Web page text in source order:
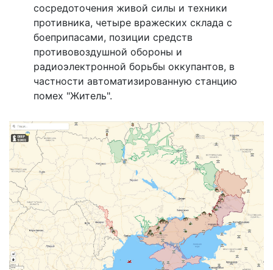
сосредоточения живой силы и техники
противника, четыре вражеских склада с
боеприпасами, позиции средств
противовоздушной обороны и
радиоэлектронной борьбы оккупантов, в
частности автоматизированную станцию ​​
помех "Житель".